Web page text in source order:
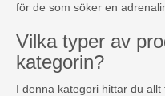
för de som söker en
Vilka typer av
kategorin?
I denna kategori hittar du